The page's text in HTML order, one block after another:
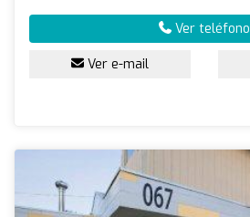
Ver teléfono
Ver e-mail